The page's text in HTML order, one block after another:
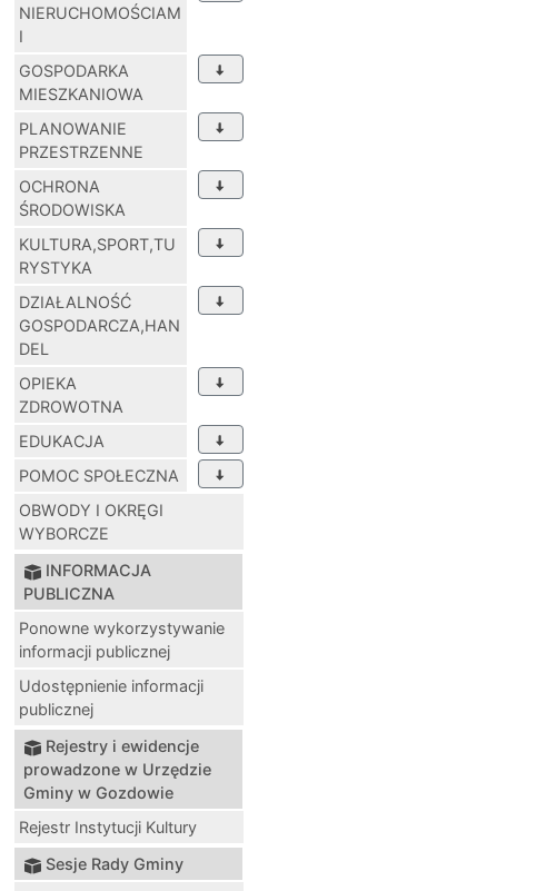
NIERUCHOMOŚCIAM
I
GOSPODARKA
MIESZKANIOWA
PLANOWANIE
PRZESTRZENNE
OCHRONA
ŚRODOWISKA
KULTURA,SPORT,TU
RYSTYKA
DZIAŁALNOŚĆ
GOSPODARCZA,HAN
DEL
OPIEKA
ZDROWOTNA
EDUKACJA
POMOC SPOŁECZNA
OBWODY I OKRĘGI
WYBORCZE
INFORMACJA
PUBLICZNA
Ponowne wykorzystywanie
informacji publicznej
Udostępnienie informacji
publicznej
Rejestry i ewidencje
prowadzone w Urzędzie
Gminy w Gozdowie
Rejestr Instytucji Kultury
Sesje Rady Gminy